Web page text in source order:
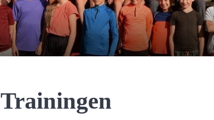
Trainingen